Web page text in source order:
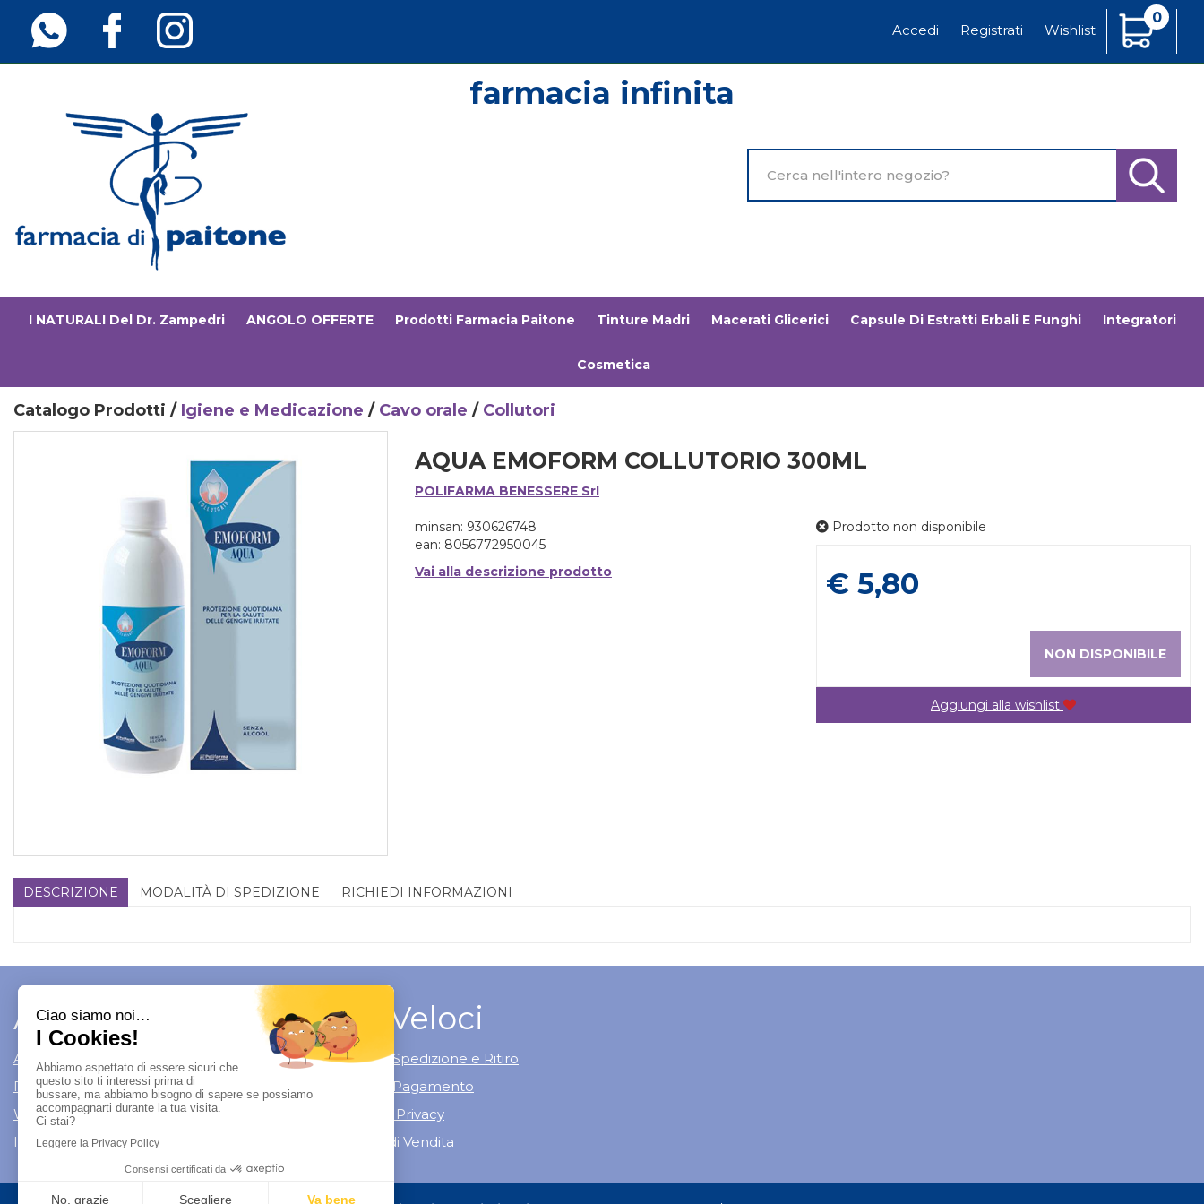
contenuto
principale
Accedi Registrati Wishlist
0
Articoli
Inseriti
Farmaciainfinita.it
Prodotto
Cerca
I NATURALI Del Dr. Zampedri ANGOLO OFFERTE Prodotti Farmacia Paitone Tinture Madri Macerati Glicerici Capsule Di Estratti Erbali E Funghi Integratori
Cosmetica
Catalogo Prodotti / Igiene e Medicazione / Cavo orale / Collutori
AQUA EMOFORM COLLUTORIO 300ML
POLIFARMA BENESSERE Srl
minsan: 930626748
ean: 8056772950045
Vai alla descrizione prodotto
Prodotto non disponibile
Prezzo
€ 5,80
NON DISPONIBILE
Aggiungi alla wishlist
DESCRIZIONE MODALITÀ DI SPEDIZIONE RICHIEDI INFORMAZIONI
Area Utente
Area utente
Registrati
Wishlist
Iscrizione alla Newsletter
Link Veloci
Modalità di Spedizione e Ritiro
Modalità di Pagamento
Informativa Privacy
Condizioni di Vendita